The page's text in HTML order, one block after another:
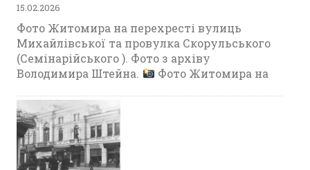
15.02.2026
Фото Житомира на перехресті вулиць
Михайлівської та провулка Скорульського
(Семінарійського ). Фото з архіву
Володимира Штейна.
Фото Житомира на